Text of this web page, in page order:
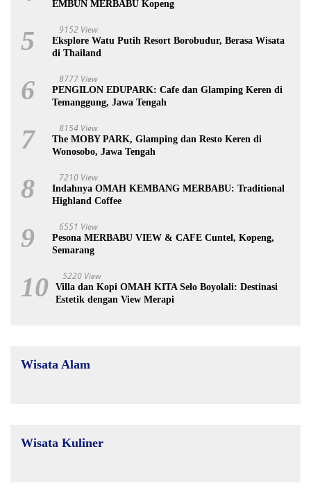
EMBUN MERBABU Kopeng
5 9152 View
Eksplore Watu Putih Resort Borobudur, Berasa Wisata
di Thailand
6 8777 View
PENGILON EDUPARK: Cafe dan Glamping Keren di
Temanggung, Jawa Tengah
7 8154 View
The MOBY PARK, Glamping dan Resto Keren di
Wonosobo, Jawa Tengah
8 7210 View
Indahnya OMAH KEMBANG MERBABU: Traditional
Highland Coffee
9 6551 View
Pesona MERBABU VIEW & CAFE Cuntel, Kopeng,
Semarang
10 5220 View
Villa dan Kopi OMAH KITA Selo Boyolali: Destinasi
Estetik dengan View Merapi
Wisata Alam
Wisata Kuliner